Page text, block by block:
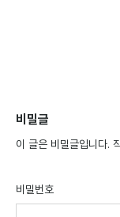
비밀글
이 글은 비밀글입니다.
비밀번호